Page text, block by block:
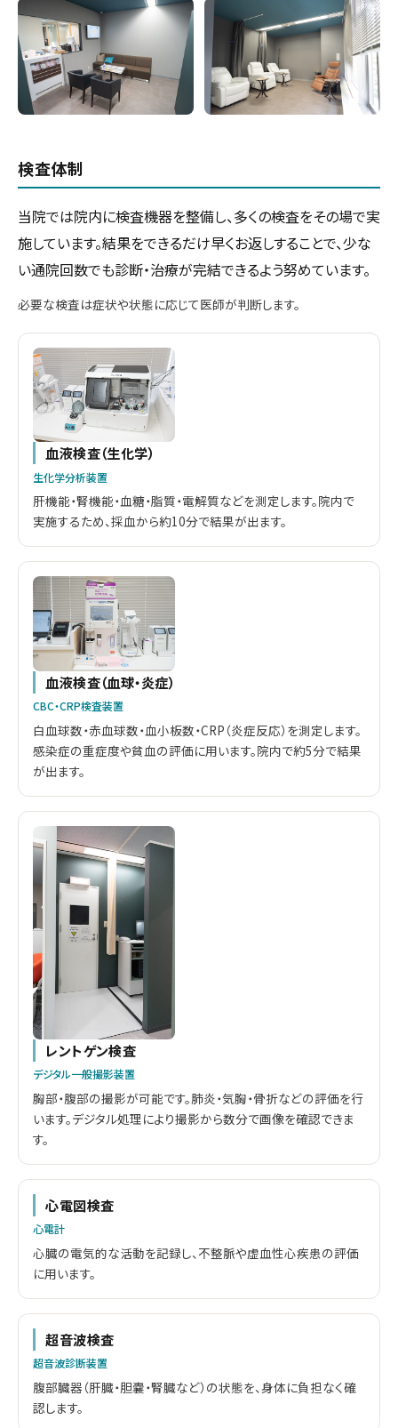
検査体制
当院では院内に検査機器を整備し、多くの検査をその場で実
施しています。結果をできるだけ早くお返しすることで、少な
い通院回数でも診断・治療が完結できるよう努めています。
必要な検査は症状や状態に応じて医師が判断します。
血液検査（生化学）
生化学分析装置
肝機能・腎機能・血糖・脂質・電解質などを測定します。院内で
実施するため、採血から約10分で結果が出ます。
血液検査（血球・炎症）
CBC・CRP検査装置
白血球数・赤血球数・血小板数・CRP（炎症反応）を測定します。
感染症の重症度や貧血の評価に用います。院内で約5分で結果
が出ます。
レントゲン検査
デジタル一般撮影装置
胸部・腹部の撮影が可能です。肺炎・気胸・骨折などの評価を行
います。デジタル処理により撮影から数分で画像を確認できま
す。
心電図検査
心電計
心臓の電気的な活動を記録し、不整脈や虚血性心疾患の評価
に用います。
超音波検査
超音波診断装置
腹部臓器（肝臓・胆嚢・腎臓など）の状態を、身体に負担なく確
認します。